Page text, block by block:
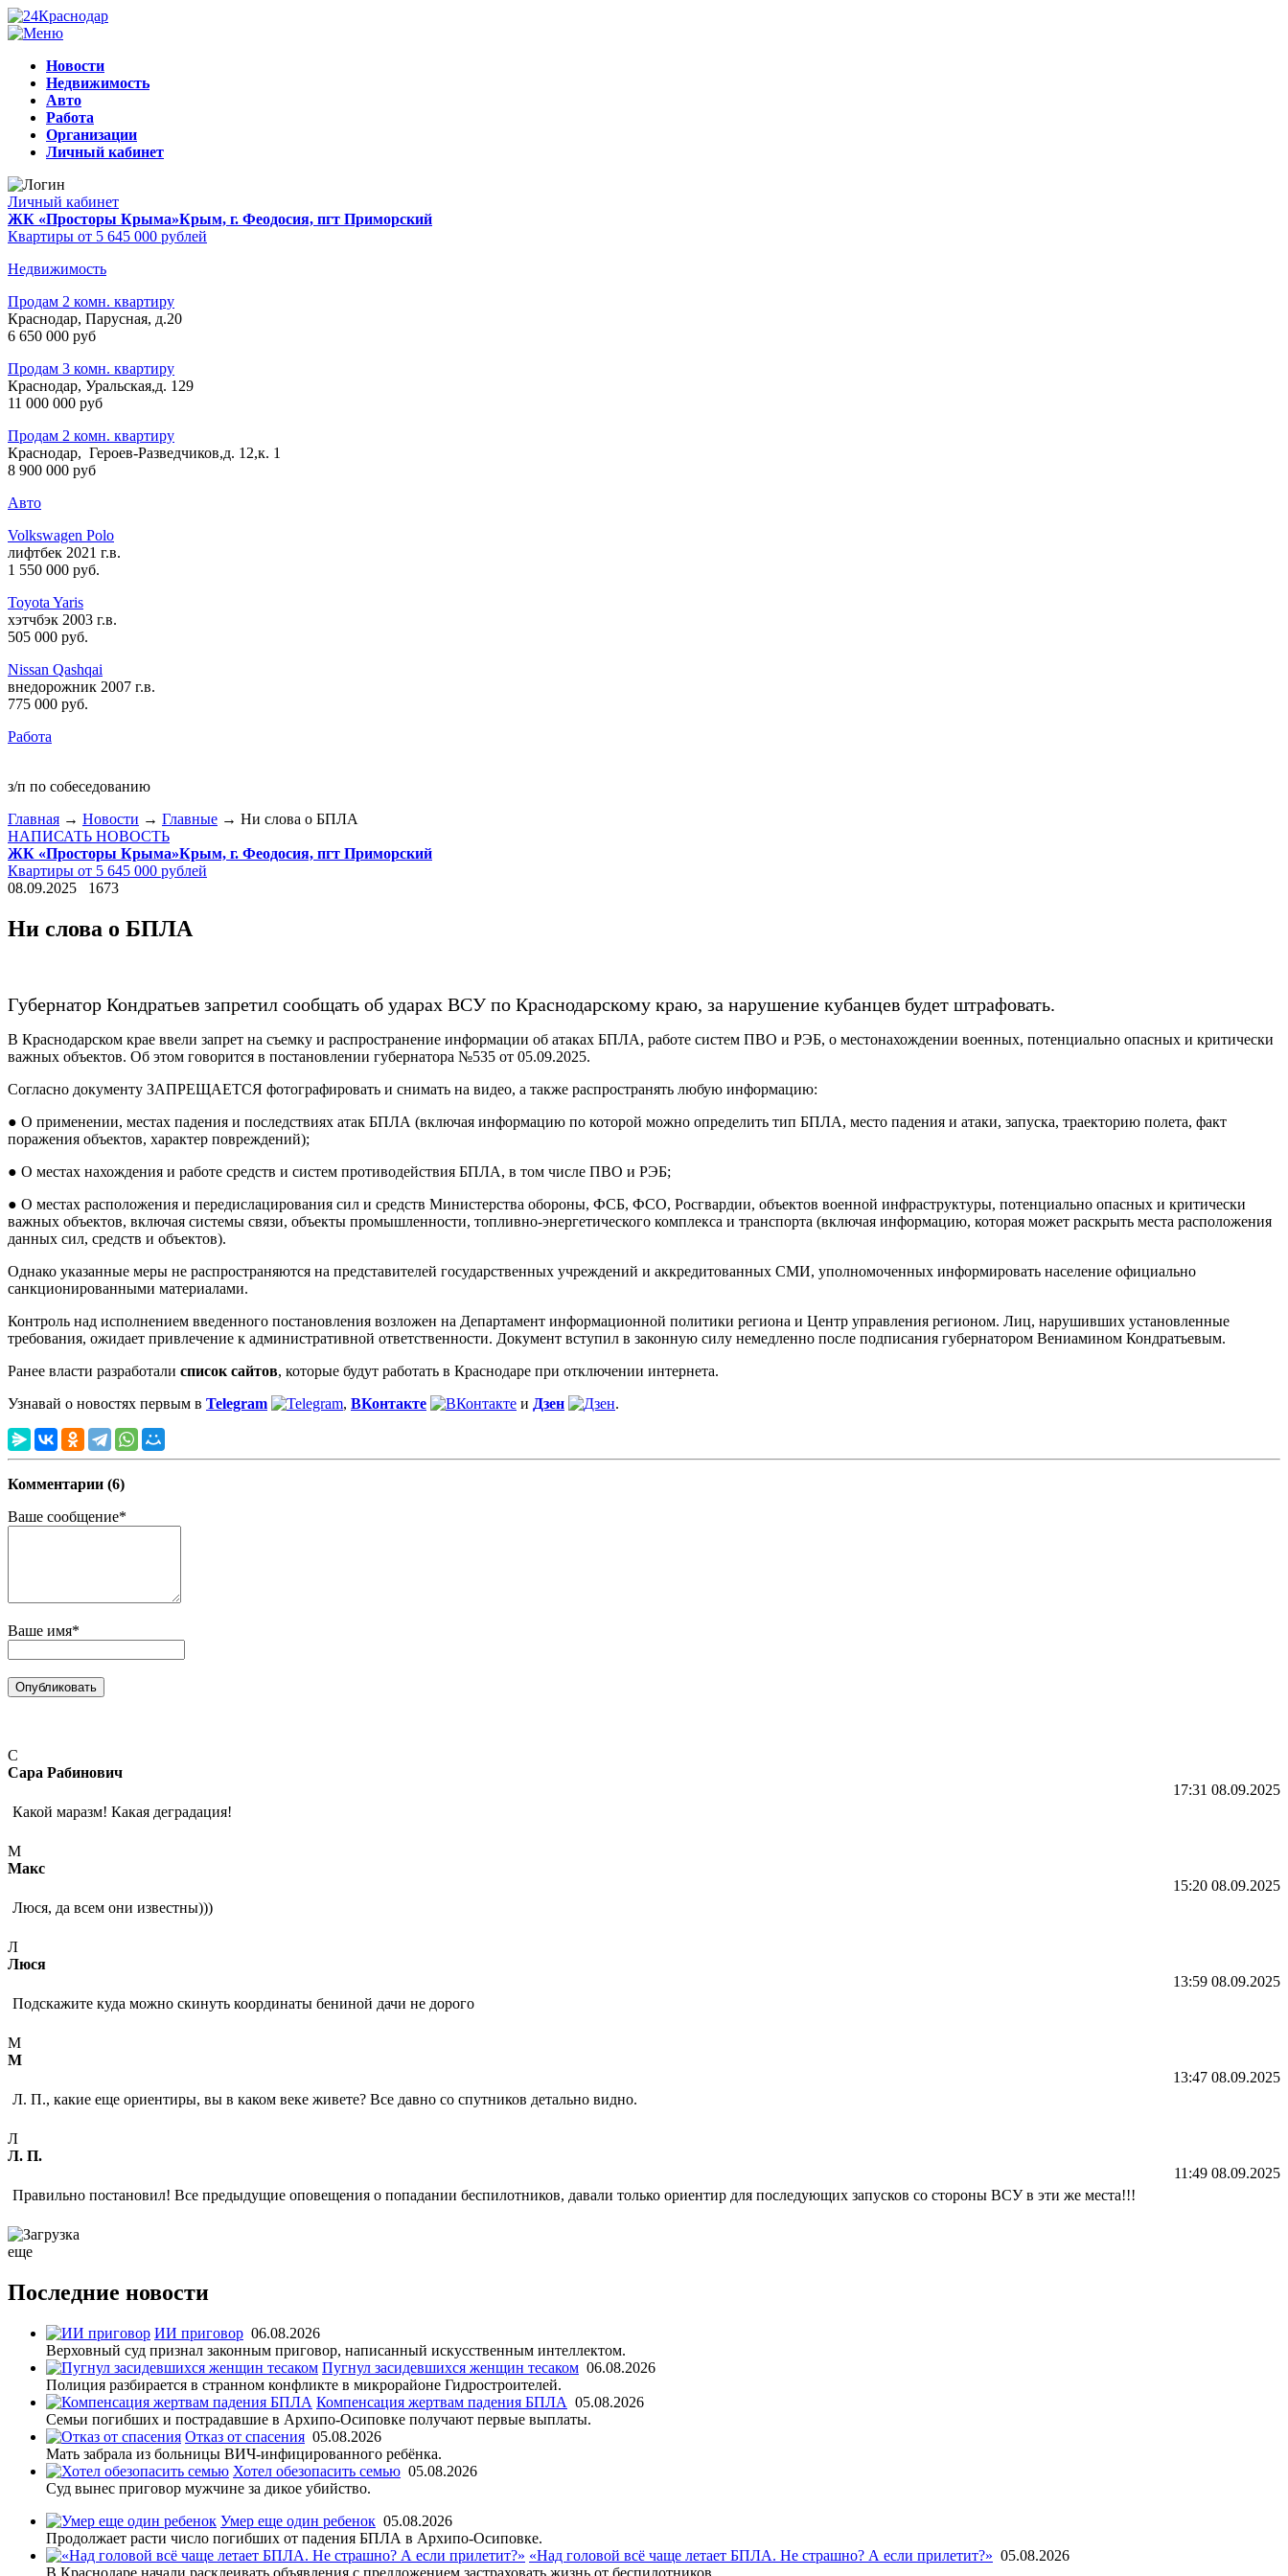
Новости
Недвижимость
Авто
Работа
Организации
Личный кабинет
Личный кабинет
ЖК «Просторы Крыма»Крым, г. Феодосия, пгт Приморский
Квартиры от 5 645 000 рублей
Недвижимость
Продам 2 комн. квартиру
Краснодар, Парусная, д.20
6 650 000 руб
Продам 3 комн. квартиру
Краснодар, Уральская,д. 129
11 000 000 руб
Продам 2 комн. квартиру
Краснодар, Героев-Разведчиков,д. 12,к. 1
8 900 000 руб
Авто
Volkswagen Polo
лифтбек 2021 г.в.
1 550 000 руб.
Toyota Yaris
хэтчбэк 2003 г.в.
505 000 руб.
Nissan Qashqai
внедорожник 2007 г.в.
775 000 руб.
Работа
з/п по собеседованию
Главная → Новости → Главные → Ни слова о БПЛА
НАПИСАТЬ НОВОСТЬ
ЖК «Просторы Крыма»Крым, г. Феодосия, пгт Приморский
Квартиры от 5 645 000 рублей
08.09.2025
1673
Ни слова о БПЛА
Губернатор Кондратьев запретил сообщать об ударах ВСУ по Краснодарскому краю, за нарушение кубанцев будет штрафовать.
В Краснодарском крае ввели запрет на съемку и распространение информации об атаках БПЛА, работе систем ПВО и РЭБ, о местонахождении военных, потенциально опасных и критически
важных объектов. Об этом говорится в постановлении губернатора №535 от 05.09.2025.
Согласно документу ЗАПРЕЩАЕТСЯ фотографировать и снимать на видео, а также распространять любую информацию:
● О применении, местах падения и последствиях атак БПЛА (включая информацию по которой можно определить тип БПЛА, место падения и атаки, запуска, траекторию полета, факт
поражения объектов, характер повреждений);
● О местах нахождения и работе средств и систем противодействия БПЛА, в том числе ПВО и РЭБ;
● О местах расположения и передислацирования сил и средств Министерства обороны, ФСБ, ФСО, Росгвардии, объектов военной инфраструктуры, потенциально опасных и критически
важных объектов, включая системы связи, объекты промышленности, топливно-энергетического комплекса и транспорта (включая информацию, которая может раскрыть места расположения
данных сил, средств и объектов).
Однако указанные меры не распространяются на представителей государственных учреждений и аккредитованных СМИ, уполномоченных информировать население официально
санкционированными материалами.
Контроль над исполнением введенного постановления возложен на Департамент информационной политики региона и Центр управления регионом. Лиц, нарушивших установленные
требования, ожидает привлечение к административной ответственности. Документ вступил в законную силу немедленно после подписания губернатором Вениамином Кондратьевым.
Ранее власти разработали список сайтов, которые будут работать в Краснодаре при отключении интернета.
Узнавай о новостях первым в Telegram , ВКонтакте и Дзен .
Комментарии (6)
Ваше сообщение*
Ваше имя*
С
Сара Рабинович
17:31 08.09.2025
Какой маразм! Какая деградация!
М
Макс
15:20 08.09.2025
Люся, да всем они известны)))
Л
Люся
13:59 08.09.2025
Подскажите куда можно скинуть координаты бениной дачи не дорого
М
М
13:47 08.09.2025
Л. П., какие еще ориентиры, вы в каком веке живете? Все давно со спутников детально видно.
Л
Л. П.
11:49 08.09.2025
Правильно постановил! Все предыдущие оповещения о попадании беспилотников, давали только ориентир для последующих запусков со стороны ВСУ в эти же места!!!
еще
Последние новости
ИИ приговор 06.08.2026
Верховный суд признал законным приговор, написанный искусственным интеллектом.
Пугнул засидевшихся женщин тесаком 06.08.2026
Полиция разбирается в странном конфликте в микрорайоне Гидростроителей.
Компенсация жертвам падения БПЛА 05.08.2026
Семьи погибших и пострадавшие в Архипо-Осиповке получают первые выплаты.
Отказ от спасения 05.08.2026
Мать забрала из больницы ВИЧ-инфицированного ребёнка.
Хотел обезопасить семью 05.08.2026
Суд вынес приговор мужчине за дикое убийство.
Умер еще один ребенок 05.08.2026
Продолжает расти число погибших от падения БПЛА в Архипо-Осиповке.
«Над головой всё чаще летает БПЛА. Не страшно? А если прилетит?» 05.08.2026
В Краснодаре начали расклеивать объявления с предложением застраховать жизнь от беспилотников.